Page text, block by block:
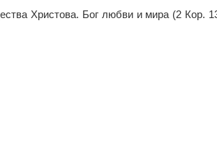
Христова. Бог любви и мира (2 Кор.